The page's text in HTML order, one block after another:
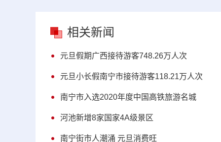
相关新闻
元旦假期广西接待游客748.26万人次
元旦小长假南宁市接待游客118.21万人次
南宁市入选2020年度中国高铁旅游名城
河池新增8家国家4A级景区
南宁街市人潮涌 元旦消费旺